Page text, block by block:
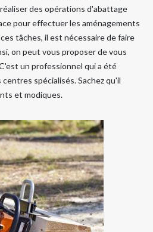
des opérations d'abattage
pour effectuer les aménagements
tâches, il est nécessaire de faire
on peut vous proposer de vous
un professionnel qui a été
spécialisés. Sachez qu'il
et modiques.